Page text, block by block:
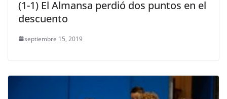
(1-1) El Almansa perdió dos puntos en el
descuento
septiembre 15, 2019